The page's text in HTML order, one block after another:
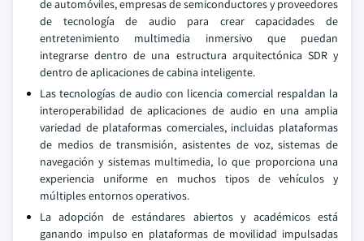
de automóviles, empresas de semiconductores y proveedores
de tecnología de audio para crear capacidades de
entretenimiento multimedia inmersivo que puedan
integrarse dentro de una estructura arquitectónica SDR y
dentro de aplicaciones de cabina inteligente.
Las tecnologías de audio con licencia comercial respaldan la
interoperabilidad de aplicaciones de audio en una amplia
variedad de plataformas comerciales, incluidas plataformas
de medios de transmisión, asistentes de voz, sistemas de
navegación y sistemas multimedia, lo que proporciona una
experiencia uniforme en muchos tipos de vehículos y
múltiples entornos operativos.
La adopción de estándares abiertos y académicos está
ganando impulso en plataformas de movilidad impulsadas